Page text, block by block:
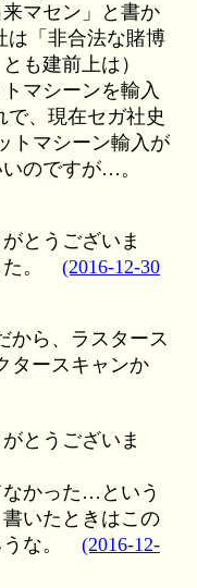
マセン」と書か
は「非合法な賭博
も建前上は）
マシーンを輸入
で、現在セガ社史
トマシーン輸入が
のですが…。
とうございま
。
(2016-12-30
から、ラスタース
タースキャンか
とうございま
かった…という
いたときはこの
な。
(2016-12-